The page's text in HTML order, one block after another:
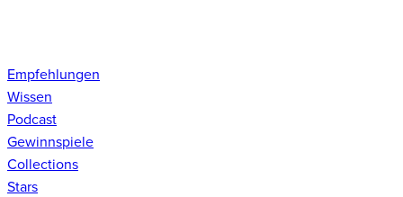
Empfehlungen
Wissen
Podcast
Gewinnspiele
Collections
Stars